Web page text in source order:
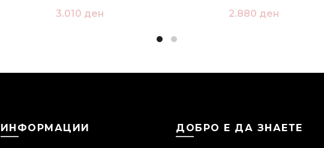
3.010 ден
2.880 ден
ИНФОРМАЦИИ ДОБРО Е ДА ЗНАЕТЕ